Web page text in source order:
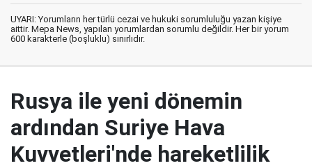
UYARI: Yorumların her türlü cezai ve hukuki sorumluluğu yazan kişiye
aittir. Mepa News, yapılan yorumlardan sorumlu değildir. Her bir yorum
600 karakterle (boşluklu) sınırlıdır.
Rusya ile yeni dönemin
ardından Suriye Hava
Kuvvetleri'nde hareketlilik